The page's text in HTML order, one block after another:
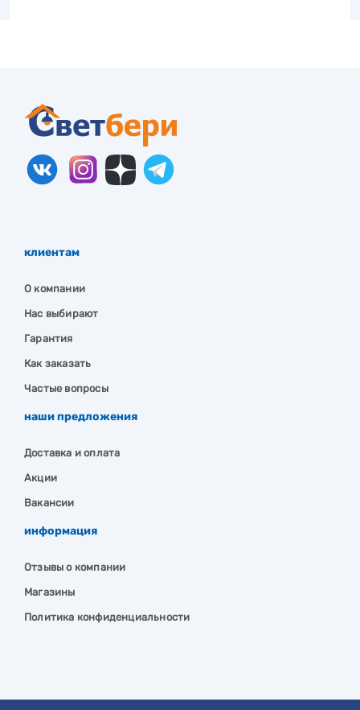
клиентам
О компании
Нас выбирают
Гарантия
Как заказать
Частые вопросы
наши предложения
Доставка и оплата
Акции
Вакансии
информация
Отзывы о компании
Магазины
Политика конфиденциальности